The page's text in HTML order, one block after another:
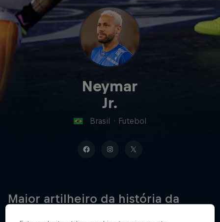
Neymar
Jr.
Brasil · Futebol
Maior artilheiro da história da